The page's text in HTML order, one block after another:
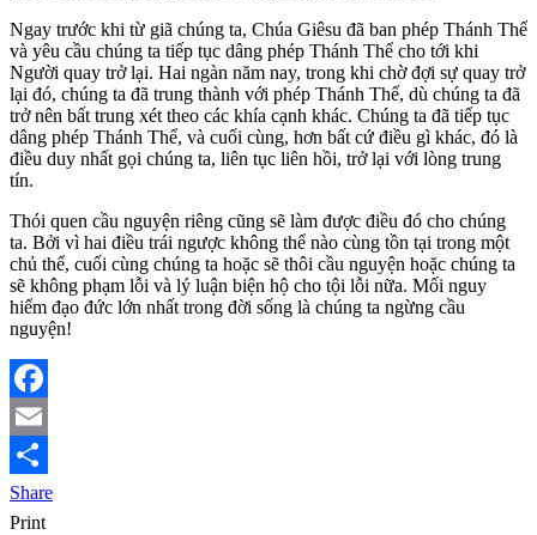
Ngay trước khi từ giã chúng ta, Chúa Giêsu đã ban phép Thánh Thể
và yêu cầu chúng ta tiếp tục dâng phép Thánh Thể cho tới khi
Người quay trở lại. Hai ngàn năm nay, trong khi chờ đợi sự quay trở
lại đó, chúng ta đã trung thành với phép Thánh Thể, dù chúng ta đã
trở nên bất trung xét theo các khía cạnh khác. Chúng ta đã tiếp tục
dâng phép Thánh Thể, và cuối cùng, hơn bất cứ điều gì khác, đó là
điều duy nhất gọi chúng ta, liên tục liên hồi, trở lại với lòng trung
tín.
Thói quen cầu nguyện riêng cũng sẽ làm được điều đó cho chúng
ta. Bởi vì hai điều trái ngược không thể nào cùng tồn tại trong một
chủ thể, cuối cùng chúng ta hoặc sẽ thôi cầu nguyện hoặc chúng ta
sẽ không phạm lỗi và lý luận biện hộ cho tội lỗi nữa. Mối nguy
hiểm đạo đức lớn nhất trong đời sống là chúng ta ngừng cầu
nguyện!
Facebook
Email
Share
Print